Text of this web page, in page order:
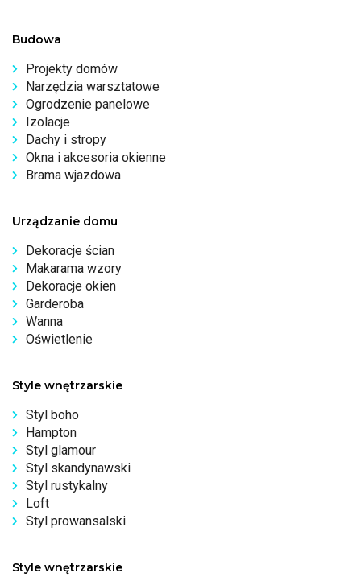
Budowa
Projekty domów
Narzędzia warsztatowe
Ogrodzenie panelowe
Izolacje
Dachy i stropy
Okna i akcesoria okienne
Brama wjazdowa
Urządzanie domu
Dekoracje ścian
Makarama wzory
Dekoracje okien
Garderoba
Wanna
Oświetlenie
Style wnętrzarskie
Styl boho
Hampton
Styl glamour
Styl skandynawski
Styl rustykalny
Loft
Styl prowansalski
Style wnętrzarskie